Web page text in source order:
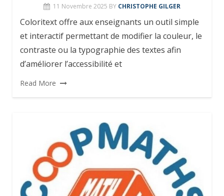
11 Novembre 2025 BY CHRISTOPHE GILGER
Coloritext offre aux enseignants un outil simple
et interactif permettant de modifier la couleur, le
contraste ou la typographie des textes afin
d’améliorer l’accessibilité et
Read More